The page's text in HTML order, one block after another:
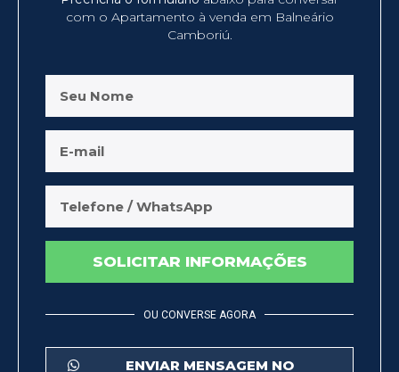
com o Apartamento à venda em Balneário
Camboriú.
SOLICITAR INFORMAÇÕES
OU CONVERSE AGORA
ENVIAR MENSAGEM NO